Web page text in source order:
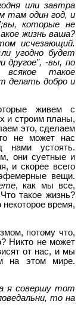
или завтра
там один год, и
;вы, которые не
жизнь ваша?
исчезающий.
угодно будет
другое”, -вы, по
всякое такое
делать добро и
живем с
и строим планы,
это, сделаем
не может нас
нами устоять.
они суетные и
и скорее всего
вещи.
, как мы все,
такое жизнь?
время,
потому что,
Никто не может
от нас, и мы
на этом мире.
я совершу тот
то на